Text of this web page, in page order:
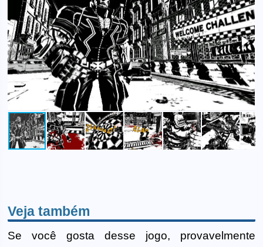
Veja também
Se você gosta desse jogo, provavelmente